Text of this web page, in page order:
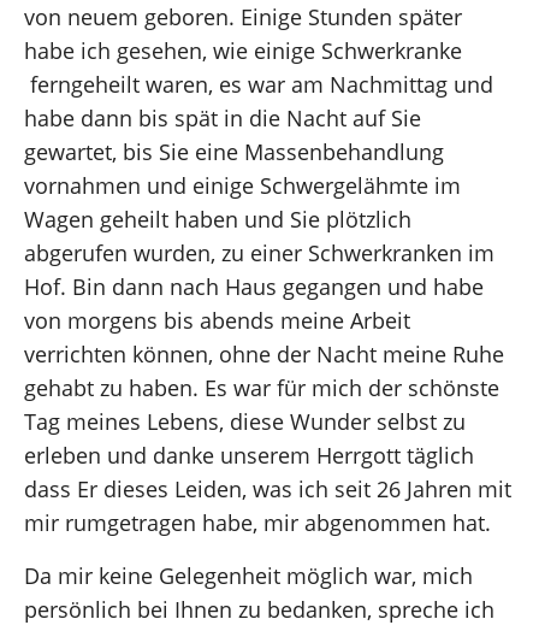
von neuem geboren. Einige Stunden später
habe ich gesehen, wie einige Schwerkranke
ferngeheilt waren, es war am Nachmittag und
habe dann bis spät in die Nacht auf Sie
gewartet, bis Sie eine Massenbehandlung
vornahmen und einige Schwergelähmte im
Wagen geheilt haben und Sie plötzlich
abgerufen wurden, zu einer Schwerkranken im
Hof. Bin dann nach Haus gegangen und habe
von morgens bis abends meine Arbeit
verrichten können, ohne der Nacht meine Ruhe
gehabt zu haben. Es war für mich der schönste
Tag meines Lebens, diese Wunder selbst zu
erleben und danke unserem Herrgott täglich
dass Er dieses Leiden, was ich seit 26 Jahren mit
mir rumgetragen habe, mir abgenommen hat.
Da mir keine Gelegenheit möglich war, mich
persönlich bei Ihnen zu bedanken, spreche ich